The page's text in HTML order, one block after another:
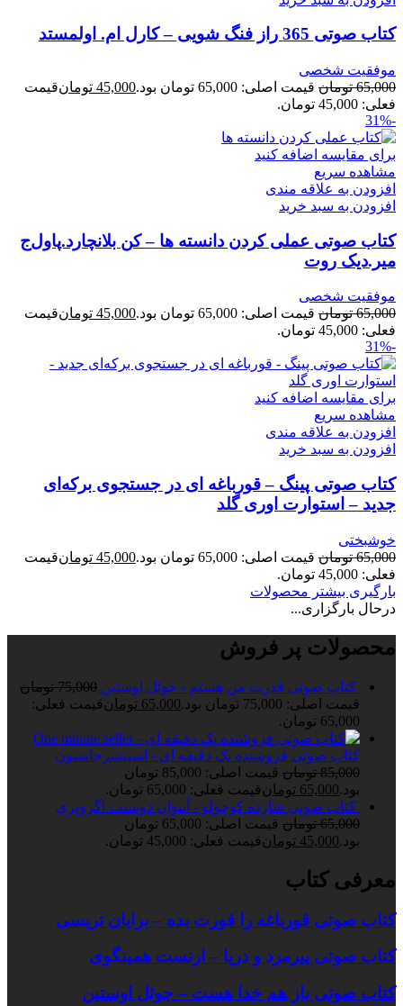
کتاب صوتی 365 راز فنگ شویی – کارل ام. اولمستد
موفقیت شخصی
65,000 تومان قیمت اصلی: 65,000 تومان بود. 45,000 تومانقیمت
فعلی: 45,000 تومان.
-31%
برای مقایسه اضافه کنید
مشاهده سریع
افزودن به علاقه مندی
افزودن به سبد خرید
کتاب صوتی عملی کردن دانسته ها – کن بلانچارد.پاول‌ج
میر.دیک روت
موفقیت شخصی
65,000 تومان قیمت اصلی: 65,000 تومان بود. 45,000 تومانقیمت
فعلی: 45,000 تومان.
-31%
برای مقایسه اضافه کنید
مشاهده سریع
افزودن به علاقه مندی
افزودن به سبد خرید
کتاب صوتی پینگ – قورباغه ای در جستجوی برکه‌ای
جدید – استوارت اوری گلد
خوشبختی
65,000 تومان قیمت اصلی: 65,000 تومان بود. 45,000 تومانقیمت
فعلی: 45,000 تومان.
بارگیری بیشتر محصولات
درحال بارگزاری...
محصولات پر فروش
کتاب صوتی قدرت من هستم - جوئل اوستین 75,000 تومان
قیمت اصلی: 75,000 تومان بود.
65,000 تومانقیمت فعلی:
65,000 تومان.
کتاب صوتی فروشنده یک دقیقه ای - اسپنسرجانسون
85,000 تومان
قیمت اصلی: 85,000 تومان
بود.65,000 تومانقیمت فعلی: 65,000 تومان.
کتاب صوتی شازده کوچولو - آنتوان دوسنت اگزوپری
65,000 تومان
قیمت اصلی: 65,000 تومان
بود.45,000 تومانقیمت فعلی: 45,000 تومان.
معرفی کتاب
کتاب صوتی قورباغه را قورت بده – برایان تریسی
کتاب صوتی پیرمرد و دریا – ارنست همینگوی
کتاب صوتی باز هم خدا هست – جوئل اوستین